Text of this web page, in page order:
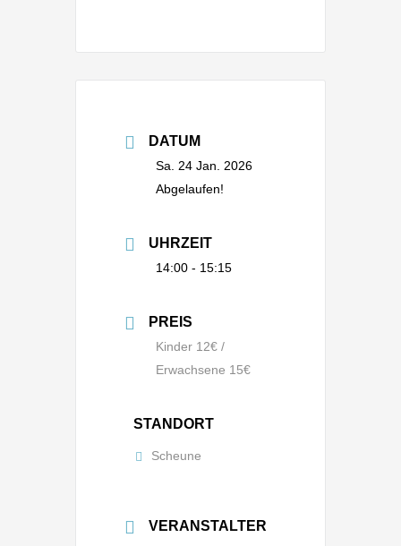
DATUM
Sa. 24 Jan. 2026
Abgelaufen!
UHRZEIT
14:00 - 15:15
PREIS
Kinder 12€ /
Erwachsene 15€
STANDORT
Scheune
VERANSTALTER